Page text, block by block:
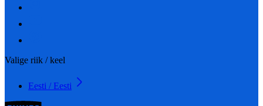
Valige riik / keel
Eesti / Eesti